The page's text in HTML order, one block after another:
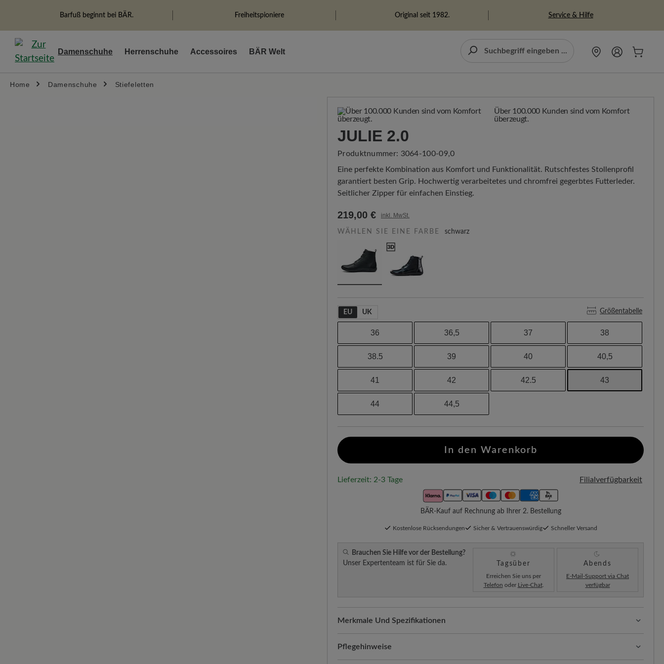
Zur Hauptnavigation springen
Barfuß beginnt bei BÄR. Freiheitspioniere Original seit 1982. Service & Hilfe
Damenschuhe Herrenschuhe Accessoires BÄR Welt
Home Damenschuhe Stiefeletten
Über 100.000 Kunden sind vom Komfort
überzeugt.
JULIE 2.0
Produktnummer: 3064-100-09,0
Eine perfekte Kombination aus Komfort und Funktionalität. Rutschfestes Stollenprofil
garantiert besten Grip. Hochwertig verarbeitetes und chromfrei gegerbtes Futterleder.
Seitlicher Zipper für einfachen Einstieg.
219,00 € inkl. MwSt.
WÄHLEN SIE EINE FARBE schwarz
EU UK Größentabelle
36 36,5 37 38
38.5 39 40 40,5
41 42 42.5 43
44 44,5
In den Warenkorb
Lieferzeit: 2-3 Tage Filialverfügbarkeit
BÄR-Kauf auf Rechnung ab Ihrer 2. Bestellung
Kostenlose Rücksendungen Sicher & Vertrauenswürdig Schneller Versand
Brauchen Sie Hilfe vor der Bestellung?
Unser Expertenteam ist für Sie da.
Tagsüber
Erreichen Sie uns per
Telefon oder Live-Chat.
Abends
E-Mail-Support via Chat
verfügbar
Merkmale Und Spezifikationen
Freeyourfeet!Die perfekte Passform mit 100% Zehenfreiheit. Natürlich geformte
Schuhe, handgefertigt hergestellt.
Pflegehinweise